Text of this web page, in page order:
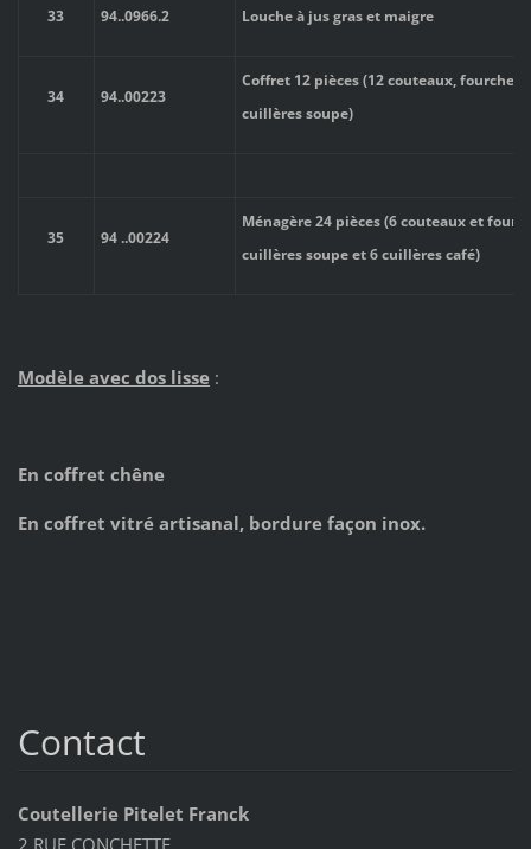
33 94..0966.2 Louche à jus gras et maigre
34 94..00223
Coffret 12 pièces (12 couteaux,
cuillères soupe)
35 94..00224
Ménagère 24 pièces (6 couteaux et
cuillères soupe et 6 cuillères café)
Modèle avec dos lisse:
En coffret chêne
En coffret vitré artisanal, bordure façon inox.
Contact
Coutellerie Pitelet Franck